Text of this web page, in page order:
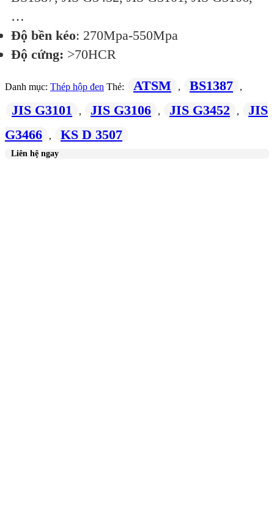
…
Độ bền kéo: 270Mpa-550Mpa
Độ cứng: >70HCR
Danh mục: Thép hộp đen Thẻ: ATSM , BS1387 ,
JIS G3101 , JIS G3106 , JIS G3452 ,
JIS
G3466
, KS D 3507
Liên hệ ngay